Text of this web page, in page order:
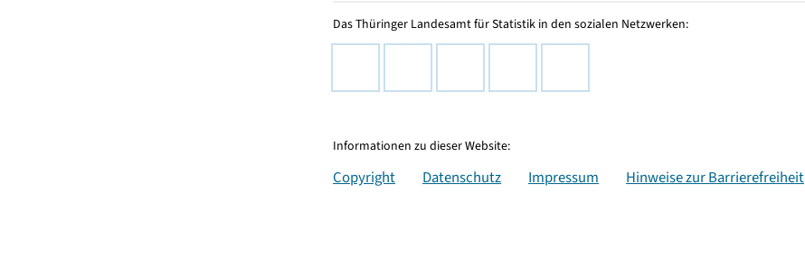
Das Thüringer Landesamt für Statistik in den sozialen Netzwerken:
Informationen zu dieser Website:
Copyright Datenschutz Impressum Hinweise zur Barrierefreiheit